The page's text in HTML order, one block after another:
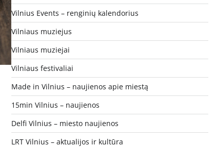
Vilnius Events – renginių kalendorius
Vilniaus muziejus
Vilniaus muziejai
Vilniaus festivaliai
Made in Vilnius – naujienos apie miestą
15min Vilnius – naujienos
Delfi Vilnius – miesto naujienos
LRT Vilnius – aktualijos ir kultūra